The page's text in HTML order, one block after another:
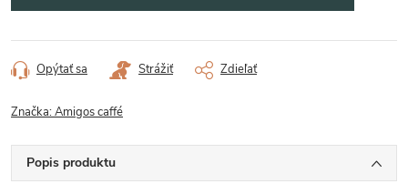
Opýtať sa Strážiť Zdieľať
Značka:Amigos caffé
Popis produktu